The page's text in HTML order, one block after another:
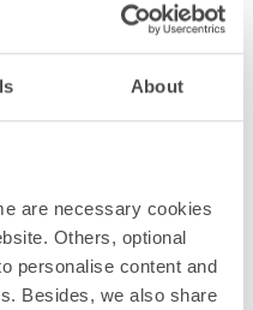
About
are necessary cookies
Others, optional
personalise content and
Besides, we also share